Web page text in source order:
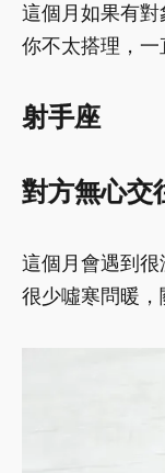
這個月如果有
你不太搭理，一
射手座
對方無心交
這個月會遇到
很少噓寒問暖，